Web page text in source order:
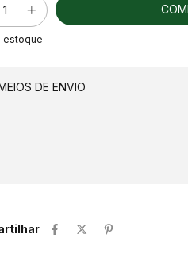
estoque
MEIOS DE ENVIO